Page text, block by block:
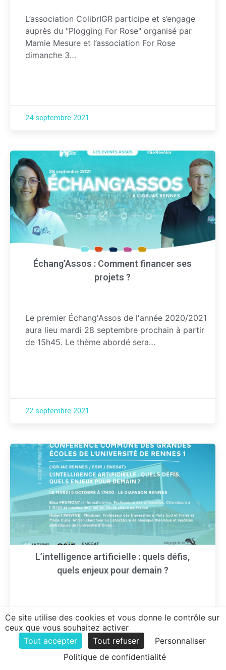
L’association ColibrIGR participe et s’engage
auprès du "Plogging For Rose" organisé par
Mamie Mesure et l’association For Rose
dimanche 3…
24 septembre 2021
Échang’Assos : Comment financer ses
projets ?
Le premier Échang'Assos de l'année 2020/2021
aura lieu mardi 28 septembre prochain à partir
de 15h45. Le thème abordé sera…
22 septembre 2021
L’intelligence artificielle : quels défis,
quels enjeux pour demain ?
de l’Université de Rennes 1 (IGR-IAE Rennes,
ESIR, ENSSAT) se tiendra le mardi 5…
Ce site utilise des cookies et vous donne le contrôle sur
ceux que vous souhaitez activer
Tout accepter
Tout refuser
Personnaliser
Politique de confidentialité